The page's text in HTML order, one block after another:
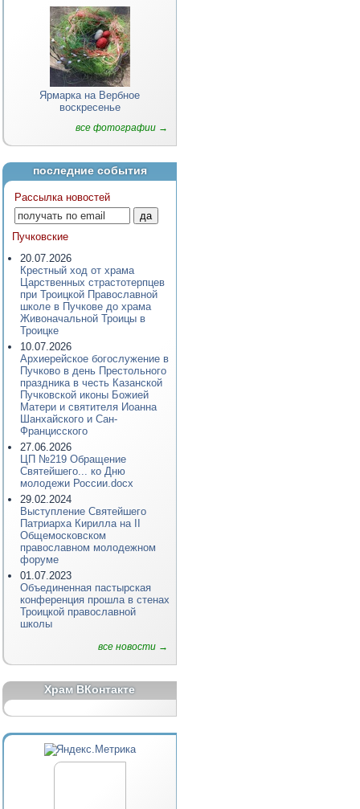
Ярмарка на Вербное
воскресенье
все фотографии →
последние события
Рассылка новостей
Пучковские
20.07.2026
Крестный ход от храма
Царственных страстотерпцев
при Троицкой Православной
школе в Пучкове до храма
Живоначальной Троицы в
Троицке
10.07.2026
Архиерейское богослужение в
Пучково в день Престольного
праздника в честь Казанской
Пучковской иконы Божией
Матери и святителя Иоанна
Шанхайского и Сан-
Францисского
27.06.2026
ЦП №219 Обращение
Святейшего... ко Дню
молодежи России.docx
29.02.2024
Выступление Святейшего
Патриарха Кирилла на II
Общемосковском
православном молодежном
форуме
01.07.2023
Объединенная пастырская
конференция прошла в стенах
Троицкой православной
школы
все новости →
Храм ВКонтакте